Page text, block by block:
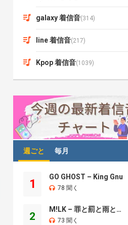
galaxy 着信音(314)
line 着信音(217)
Kpop 着信音(1039)
週ごと 毎月
1
GO GHOST – King Gnu
78 聞く
2
M!LK – 罪と罰と雨とキス
73 聞く